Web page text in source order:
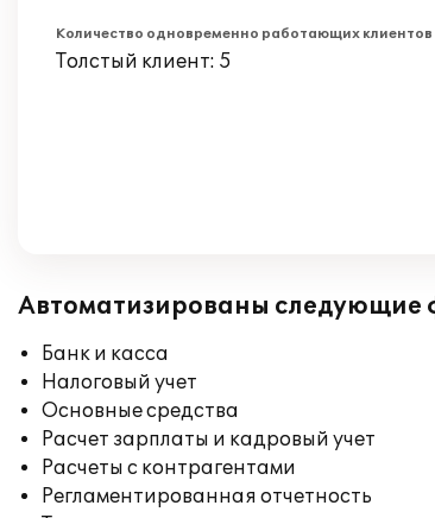
Количество одновременно работающих клиентов
Толстый клиент: 5
Автоматизированы следующие
Банк и касса
Налоговый учет
Основные средства
Расчет зарплаты и кадровый учет
Расчеты с контрагентами
Регламентированная отчетность